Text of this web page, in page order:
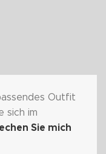
Outfit
sich im
Sie mich